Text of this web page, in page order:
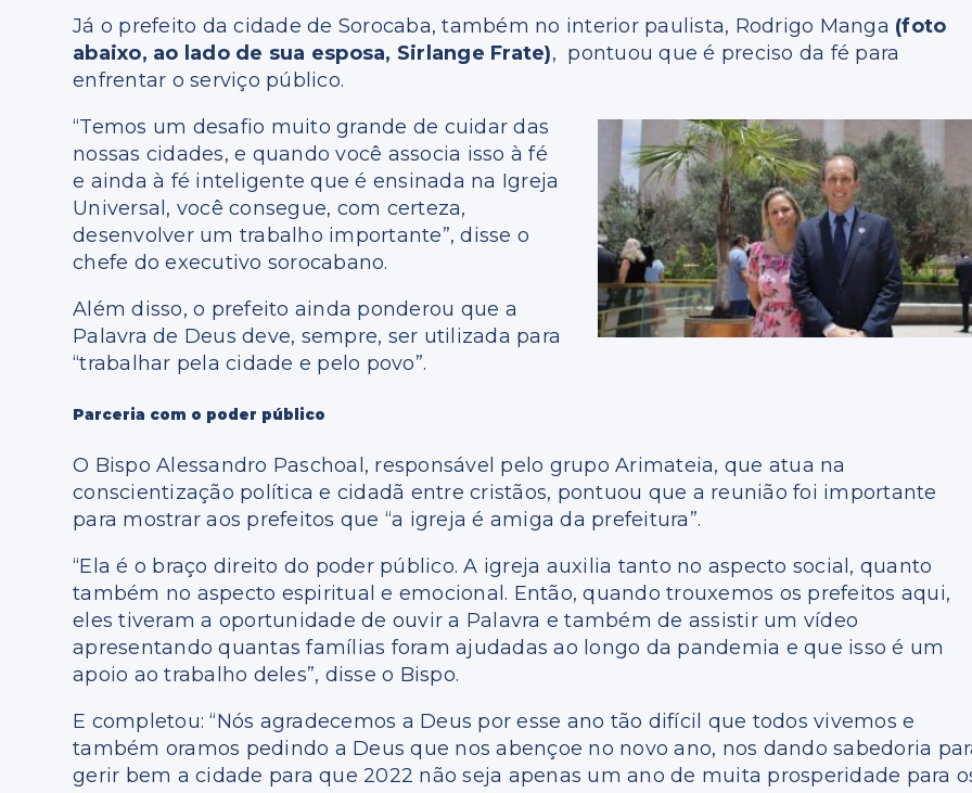
Já o prefeito da cidade de Sorocaba, também no interior paulista, Rodrigo Manga (foto
abaixo, ao lado de sua esposa, Sirlange Frate), pontuou que é preciso da fé para
enfrentar o serviço público.
“Temos um desafio muito grande de cuidar das
nossas cidades, e quando você associa isso à fé
e ainda à fé inteligente que é ensinada na Igreja
Universal, você consegue, com certeza,
desenvolver um trabalho importante”, disse o
chefe do executivo sorocabano.
Além disso, o prefeito ainda ponderou que a
Palavra de Deus deve, sempre, ser utilizada para
“trabalhar pela cidade e pelo povo”.
Parceria com o poder público
O Bispo Alessandro Paschoal, responsável pelo grupo Arimateia, que atua na
conscientização política e cidadã entre cristãos, pontuou que a reunião foi importante
para mostrar aos prefeitos que “a igreja é amiga da prefeitura”.
“Ela é o braço direito do poder público. A igreja auxilia tanto no aspecto social, quanto
também no aspecto espiritual e emocional. Então, quando trouxemos os prefeitos aqui,
eles tiveram a oportunidade de ouvir a Palavra e também de assistir um vídeo
apresentando quantas famílias foram ajudadas ao longo da pandemia e que isso é um
apoio ao trabalho deles”, disse o Bispo.
E completou: “Nós agradecemos a Deus por esse ano tão difícil que todos vivemos e
também oramos pedindo a Deus que nos abençoe no novo ano, nos dando sabedoria
gerir bem a cidade para que 2022 não seja apenas um ano de muita prosperidade para